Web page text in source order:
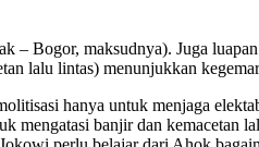
Bogor, maksudnya). Juga
lalu lintas) menunjukkan
hanya untuk menjaga
mengatasi banjir dan kemacetan